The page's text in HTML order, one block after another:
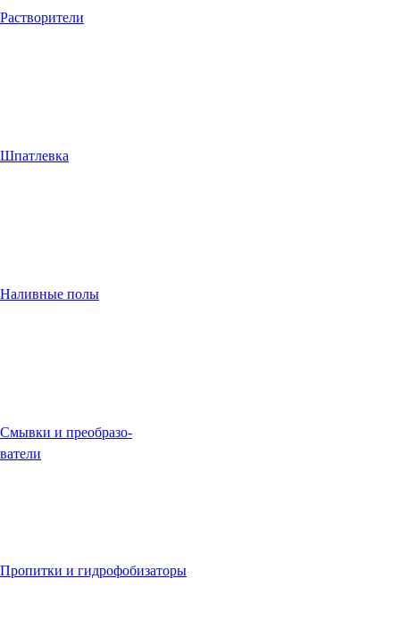
Растворители
Шпатлевка
Наливные полы
Смывки и преобразо-
ватели
Пропитки и гидрофобизаторы